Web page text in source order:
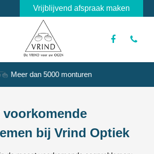
Meer dan 5000 monturen
voorkomende
bij Vrind Optiek
Vrijblijvend afspraak maken